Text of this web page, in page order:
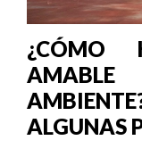
¿CÓMO
ALGUNAS